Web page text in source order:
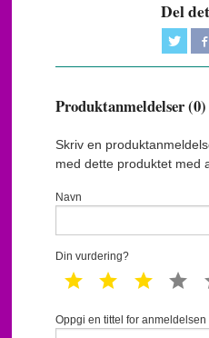
Del
Produktanmeldelser (0)
Skriv en
med dette produktet med
Navn
Din vurdering?
1 star 2 star 3 star 4
Oppgi en tittel for anmeldelsen